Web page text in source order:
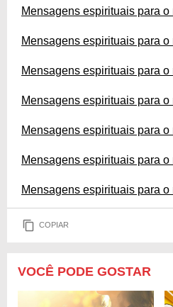
Mensagens espirituais para
Mensagens espirituais para
Mensagens espirituais para o
Mensagens espirituais para
Mensagens espirituais para o
Mensagens espirituais para
Mensagens espirituais para
COPIAR
VOCÊ PODE GOSTAR